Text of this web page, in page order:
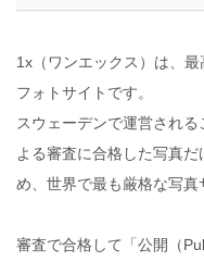
1x（ワンエックス）は、
フォトサイトです。
スウェーデンで運営され
よる審査に合格した写真
め、世界で最も厳格な写真
審査で合格して「公開（